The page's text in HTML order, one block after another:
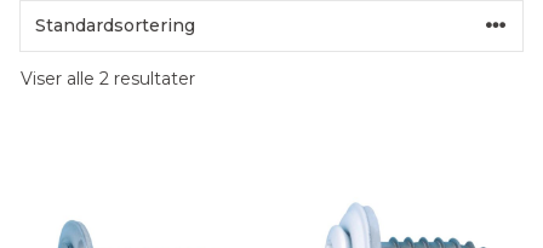
Viser alle 2 resultater